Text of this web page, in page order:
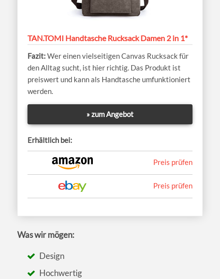
TAN.TOMI Handtasche Rucksack Damen 2 in 1*
Wer einen vielseitigen Canvas Rucksack für
den Alltag sucht, ist hier richtig. Das Produkt ist
preiswert und kann als Handtasche umfunktioniert
werden.
» zum Angebot
Erhältlich bei:
Preis prüfen
Preis prüfen
Was wir mögen:
Design
Hochwertig